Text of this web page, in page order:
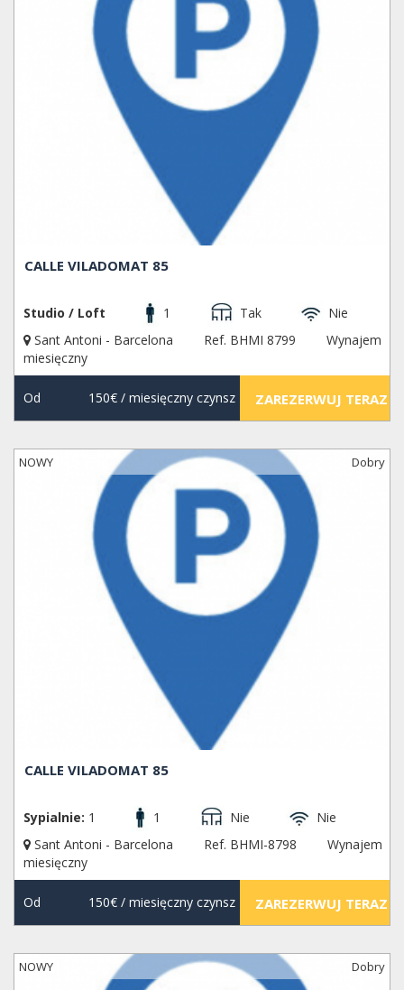
CALLE VILADOMAT 85
Studio / Loft 1 Tak
Nie
Sant Antoni - Barcelona
Ref. BHMI 8799
Wynajem
miesięczny
Od 150€/ miesięczny czynsz ZAREZERWUJ TERAZ
NOWY Dobry
CALLE VILADOMAT 85
Sypialnie: 1 1 Nie
Nie
Sant Antoni - Barcelona
Ref. BHMI-8798
Wynajem
miesięczny
Od 150€/ miesięczny czynsz ZAREZERWUJ TERAZ
NOWY Dobry